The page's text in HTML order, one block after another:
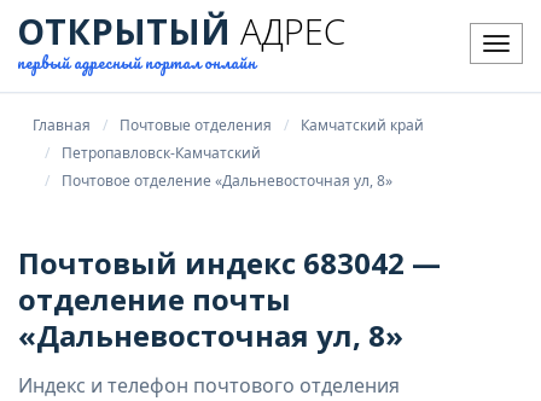
ОТКРЫТЫЙ АДРЕС
первый адресный портал онлайн
Главная Почтовые отделения
Камчатский край
Петропавловск-Камчатский
Почтовое отделение «Дальневосточная ул, 8»
Почтовый индекс 683042 —
отделение почты
«Дальневосточная ул, 8»
Индекс и телефон почтового отделения